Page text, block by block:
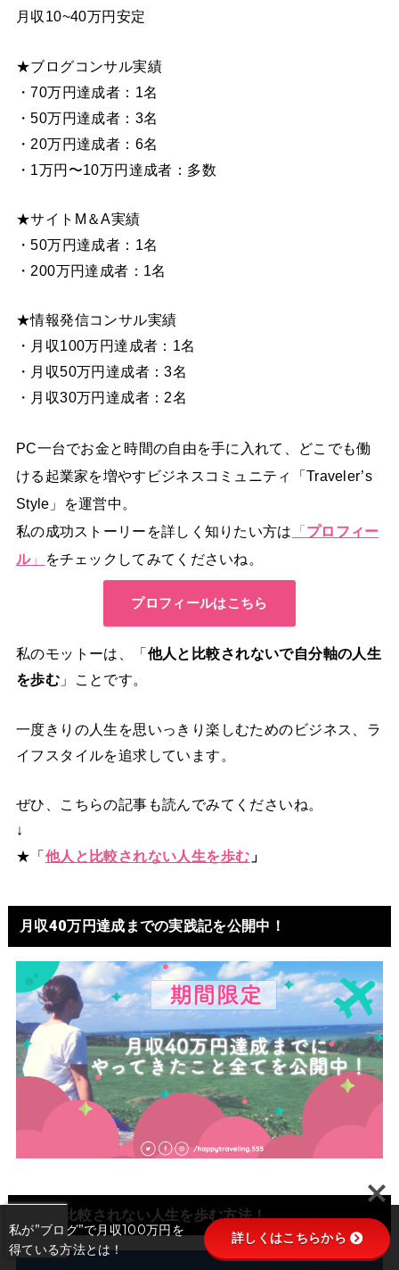
月収10~40万円安定
★ブログコンサル実績
・70万円達成者：1名
・50万円達成者：3名
・20万円達成者：6名
・1万円〜10万円達成者：多数
★サイトM＆A実績
・50万円達成者：1名
・200万円達成者：1名
★情報発信コンサル実績
・月収100万円達成者：1名
・月収50万円達成者：3名
・月収30万円達成者：2名
PC一台でお金と時間の自由を手に入れて、どこでも働
ける起業家を増やすビジネスコミュニティ「Traveler’s
Style」を運営中。
私の成功ストーリーを詳しく知りたい方は 「プロフィー
ル」 をチェックしてみてくださいね。
プロフィールはこちら
私のモットーは、「 他人と比較されないで自分軸の人生
を歩む 」ことです。
一度きりの人生を思いっきり楽しむためのビジネス、ラ
イフスタイルを追求しています。
ぜひ、こちらの記事も読んでみてくださいね。
↓
★「他人と比較されない人生を歩む 」
月収40万円達成までの実践記を公開中！
他人と比較されない人生を歩む方法！
私が”ブログ”で月収100万円を
得ている方法とは！
詳しくはこちらから